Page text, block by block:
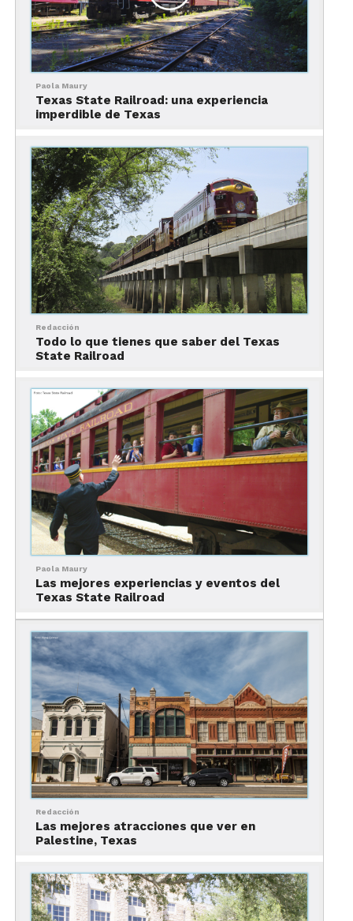
Los mejores paseos en tren
en Texas
Texas State Railroad
Ver esta publicación en Instagram
El primero de nuestra lista de los mejores paseos
en tren en Texas es elTexas State Railroad, en
Paola Maury
Texas State Railroad: una experiencia
imperdible de Texas
Redacción
Todo lo que tienes que saber del Texas
State Railroad
Paola Maury
Las mejores experiencias y eventos del
Texas State Railroad
Redacción
Las mejores atracciones que ver en
Palestine, Texas